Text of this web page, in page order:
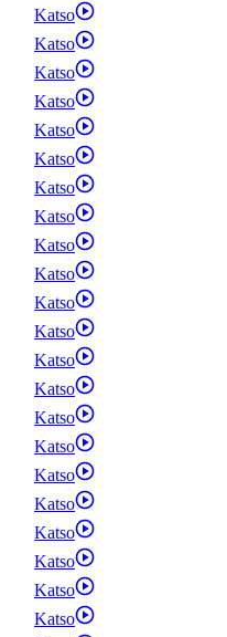
Katso
Katso
Katso
Katso
Katso
Katso
Katso
Katso
Katso
Katso
Katso
Katso
Katso
Katso
Katso
Katso
Katso
Katso
Katso
Katso
Katso
Katso